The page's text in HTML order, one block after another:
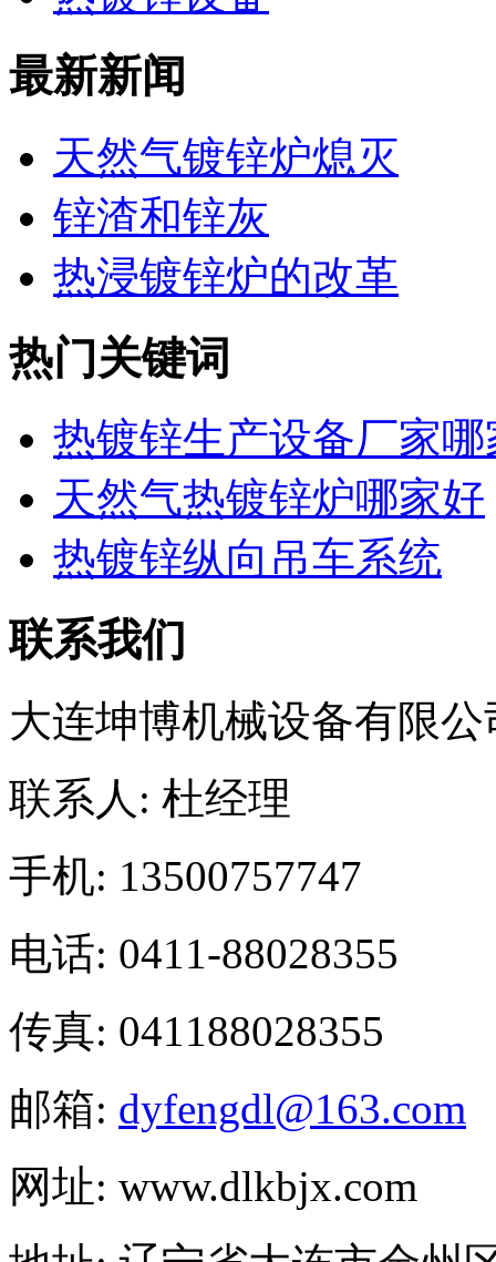
最新新闻
天然气镀锌炉熄灭
锌渣和锌灰
热浸镀锌炉的改革
热门关键词
热镀锌生产设备厂家哪
天然气热镀锌炉哪家好
热镀锌纵向吊车系统
联系我们
大连坤博机械设备有限公
联系人: 杜经理
手机: 13500757747
电话: 0411-88028355
传真: 041188028355
邮箱: dyfengdl@163.com
网址: www.dlkbjx.com